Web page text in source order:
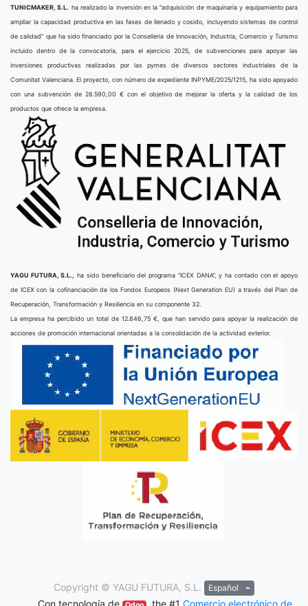
TUNICMAKER, S.L. ha realizado la inversión en la “adquisición de maquinaria y equipamiento para
ampliar la capacidad productiva en las fases de llenado y cosido, incluyendo sistemas de control
de calidad” que ha sido financiado por la Conselleria de Innovación, Industria, Comercio y Turismo
incluido dentro de la convocatoria, para el ejercicio 2025, de subvenciones para apoyar las
inversiones productivas realizadas por las pymes de diversos sectores industriales de la
Comunitat Valenciana. El proyecto, con número de expediente INPYME/2025/1215, ha sido apoyado
con una subvención de 28.590,00 € con el objetivo de mejorar la oferta y la calidad de los
productos que ofrece la empresa.
YAGU FUTURA, S.L.,
ha sido beneficiario del programa “ICEX DANA”, y ha contado con el apoyo
de ICEX con la cofinanciación de los Fondos Europeos (Next Generation EU) a través del Plan de
Recuperación, Transformación y Resiliencia en su componente 32.
La empresa ha percibido un total de 12.846,75 €, que han servido para apoyar la realización de
acciones de promoción internacional orientadas a la consolidación de la actividad exterior.
Copyright © YAGU FUTURA, S.L. Español